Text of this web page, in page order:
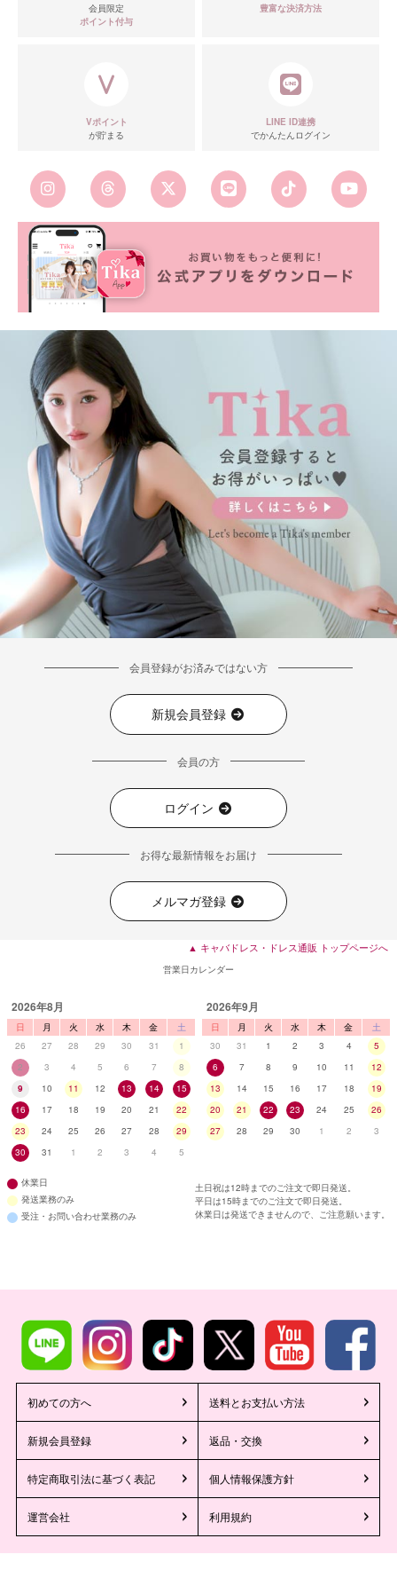
■カラーバリエーション
会員限定
ポイント付与
豊富な決済方法
Vポイント
が貯まる
LINE ID連携
でかんたんログイン
会員登録がお済みではない方
新規会員登録
会員の方
ログイン
お得な最新情報をお届け
メルマガ登録
▲ キャバドレス・ドレス通販 トップページへ
営業日カレンダー
2026年8月
日 月 火 水 木 金
土
26
27 28 29 30 31
1
2
3 4 5 6 7
8
9
10 11 12 13 14
15
16
17 18 19 20 21
22
23
24 25 26 27 28
29
30
31 1 2 3 4 5
2026年9月
日 月 火 水 木 金
土
30
31 1 2 3 4
5
6
7 8 9 10 11
12
13
14 15 16 17 18
19
20
21 22 23 24 25
26
27
28 29 30 1 2 3
休業日
発送業務のみ
受注・お問い合わせ業務のみ
土日祝は12時までのご注文で即日発送。
平日は15時までのご注文で即日発送。
休業日は発送できませんので、ご注意願います。
初めての方へ 送料とお支払い方法
新規会員登録 返品・交換
特定商取引法に基づく表記 個人情報保護方針
運営会社 利用規約